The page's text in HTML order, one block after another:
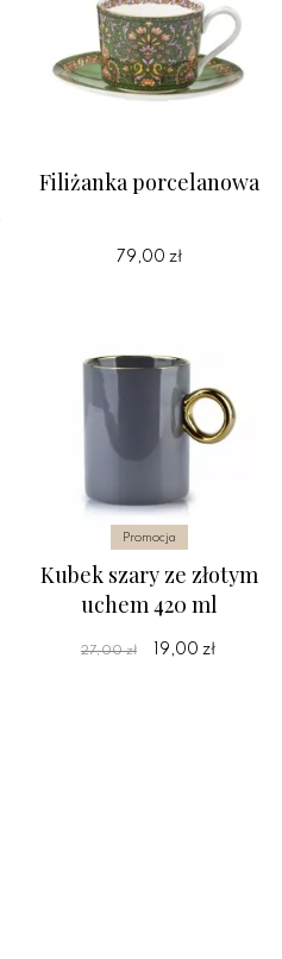
Filiżanka porcelanowa
79,00 zł
Kubek szary ze złotym
uchem 420 ml
27,00 zł 19,00 zł
Promocja